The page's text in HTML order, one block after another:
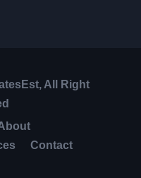
All Right
Contact